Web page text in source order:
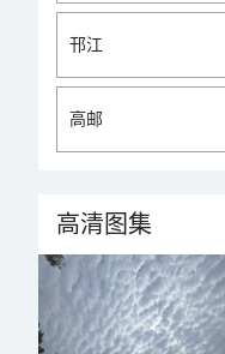
邗江
高邮
高清图集